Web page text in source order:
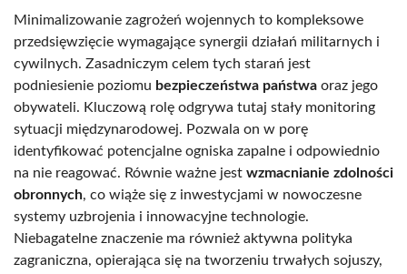
Minimalizowanie zagrożeń wojennych to kompleksowe
przedsięwzięcie wymagające synergii działań militarnych i
cywilnych. Zasadniczym celem tych starań jest
podniesienie poziomu bezpieczeństwa państwa oraz jego
obywateli. Kluczową rolę odgrywa tutaj stały monitoring
sytuacji międzynarodowej. Pozwala on w porę
identyfikować potencjalne ogniska zapalne i odpowiednio
na nie reagować. Równie ważne jest wzmacnianie zdolności
obronnych, co wiąże się z inwestycjami w nowoczesne
systemy uzbrojenia i innowacyjne technologie.
Niebagatelne znaczenie ma również aktywna polityka
zagraniczna, opierająca się na tworzeniu trwałych sojuszy,